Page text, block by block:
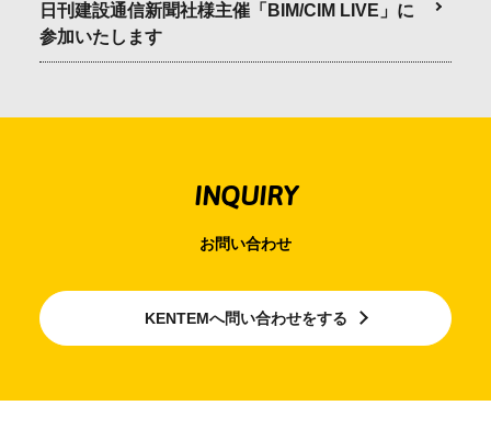
サイト内検索
マイページ
日刊建設通信新聞社様主催「BIM/CIM LIVE」に
参加いたします
INQUIRY
お問い合わせ
KENTEMへ問い合わせをする